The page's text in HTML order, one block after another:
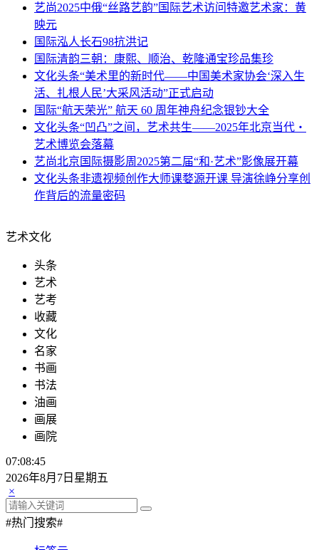
艺尚2025中俄“丝路艺韵”国际艺术访问特邀艺术家：黄
映元
国际泓人长石98抗洪记
国际清韵三朝：康熙、顺治、乾隆通宝珍品集珍
文化头条“美术里的新时代——中国美术家协会‘深入生
活、扎根人民’大采风活动”正式启动
国际“航天荣光” 航天 60 周年神舟纪念银钞大全
文化头条“凹凸”之间，艺术共生——2025年北京当代・
艺术博览会落幕
艺尚北京国际摄影周2025第二届“和·艺术”影像展开幕
文化头条非遗视频创作大师课婺源开课 导演徐峥分享创
作背后的流量密码
艺术文化
头条
艺术
艺考
收藏
文化
名家
书画
书法
油画
画展
画院
07:08:46
2026年8月7日星期五
×
#热门搜索#